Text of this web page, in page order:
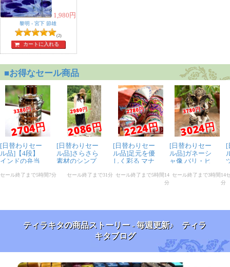
黎明 - 宮下 節雄
1,980 円
(2)
カートに入れる
ティラキタの商品ストーリー - 毎週更新♪ ティラ
キタブログ